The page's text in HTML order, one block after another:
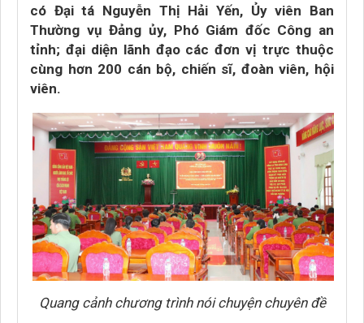
có Đại tá Nguyễn Thị Hải Yến, Ủy viên Ban
Thường vụ Đảng ủy, Phó Giám đốc Công an
tỉnh; đại diện lãnh đạo các đơn vị trực thuộc
cùng hơn 200 cán bộ, chiến sĩ, đoàn viên, hội
viên.
Quang cảnh chương trình nói chuyện chuyên đề